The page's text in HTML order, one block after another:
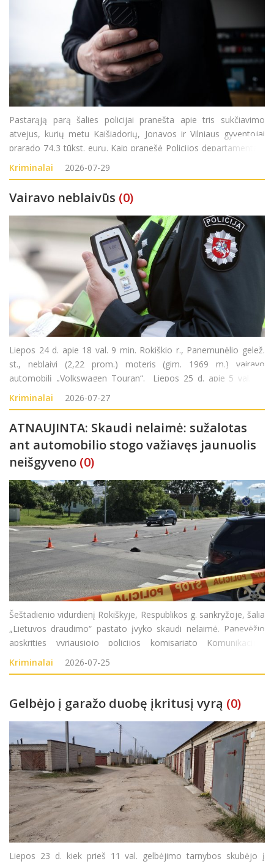
Pastarąją parą šalies policijai pranešta apie tris sukčiavimo
atvejus, kurių metu Kaišiadorių, Jonavos ir Vilniaus gyventojai
prarado 74,3 tūkst. eurų. Kaip pranešė Policijos departamentas,
trečiadienį į Kaišiadorių rajono policijos komisariatą kreipėsi
1946 metai
Kriminalai 2026-07-29
Vairavo neblaivūs (0)
Liepos 24 d. apie 18 val. 9 min. Rokiškio r., Panemunėlio gelež.
st., neblaivi (2,22 prom.) moteris (gim. 1969 m.) vairavo
automobilį „Volkswagen Touran“. Liepos 25 d. apie 5 val. 40
min. Rokiškio r., Kazliškėlio k., neblaivus (1,88 prom.) vyras (gim.
2008 m.)
Kriminalai 2026-07-27
ATNAUJINTA: Skaudi nelaimė: sužalotas
ant automobilio stogo važiavęs jaunuolis
neišgyveno (0)
Šeštadienio vidurdienį Rokiškyje, Respublikos g. sankryžoje, šalia
„Lietuvos draudimo“ pastato įvyko skaudi nelaimė. Panevėžio
apskrities vyriausiojo policijos komisariato Komunikacijos
poskyrio vyriausioji specialistė Akvilė Aleksejeva „Rokiškio
Kriminalai 2026-07-25
Gelbėjo į garažo duobę įkritusį vyrą (0)
Liepos 23 d. kiek prieš 11 val. gelbėjimo tarnybos skubėjo į